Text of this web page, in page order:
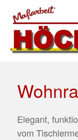
Inhalt
springen
Elegant,
vom